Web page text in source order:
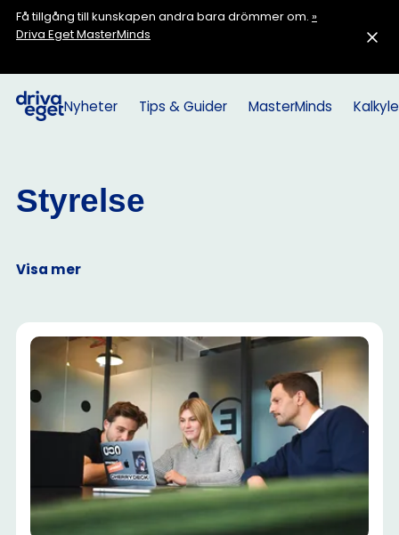
Få tillgång till kunskapen andra bara drömmer om. »
Driva Eget MasterMinds
Nyheter Tips & Guider MasterMinds
Styrelse
Visa mer